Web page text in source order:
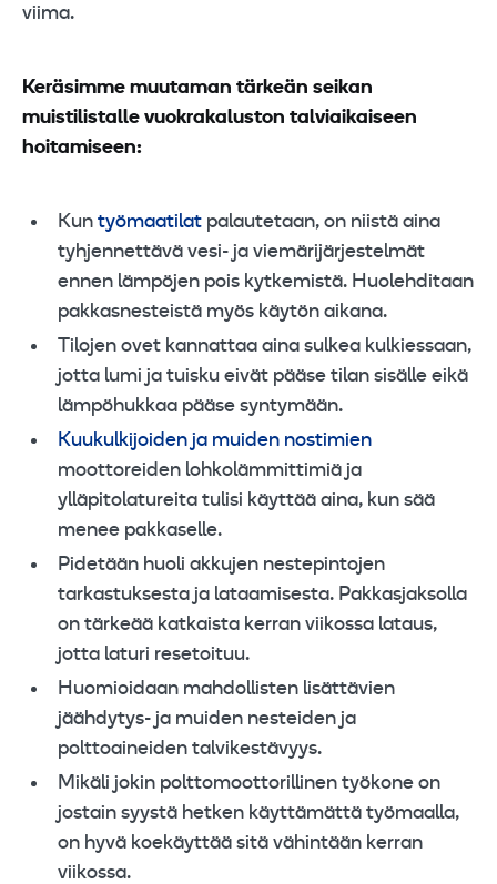
viima.
Keräsimme muutaman tärkeän seikan
muistilistalle vuokrakaluston talviaikaiseen
hoitamiseen:
Kun työmaatilat palautetaan, on niistä aina
tyhjennettävä vesi- ja viemärijärjestelmät
ennen lämpöjen pois kytkemistä. Huolehditaan
pakkasnesteistä myös käytön aikana.
Tilojen ovet kannattaa aina sulkea kulkiessaan,
jotta lumi ja tuisku eivät pääse tilan sisälle eikä
lämpöhukkaa pääse syntymään.
Kuukulkijoiden ja muiden nostimien
moottoreiden lohkolämmittimiä ja
ylläpitolatureita tulisi käyttää aina, kun sää
menee pakkaselle.
Pidetään huoli akkujen nestepintojen
tarkastuksesta ja lataamisesta. Pakkasjaksolla
on tärkeää katkaista kerran viikossa lataus,
jotta laturi resetoituu.
Huomioidaan mahdollisten lisättävien
jäähdytys- ja muiden nesteiden ja
polttoaineiden talvikestävyys.
Mikäli jokin polttomoottorillinen työkone on
jostain syystä hetken käyttämättä työmaalla,
on hyvä koekäyttää sitä vähintään kerran
viikossa.